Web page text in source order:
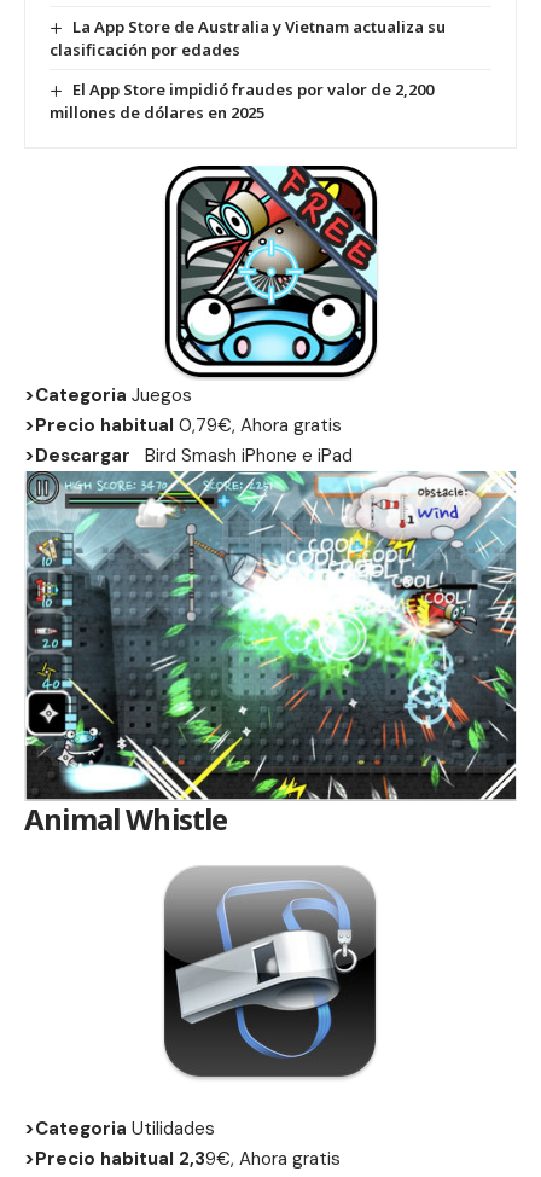
La App Store de Australia y Vietnam actualiza su
clasificación por edades
El App Store impidió fraudes por valor de 2,200
millones de dólares en 2025
>Categoria Juegos
>Precio habitual 0,79€, Ahora gratis
>Descargar
Bird Smash iPhone e iPad
Animal Whistle
>Categoria Utilidades
>Precio habitual 2,39€, Ahora gratis